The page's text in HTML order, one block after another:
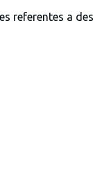
referentes a